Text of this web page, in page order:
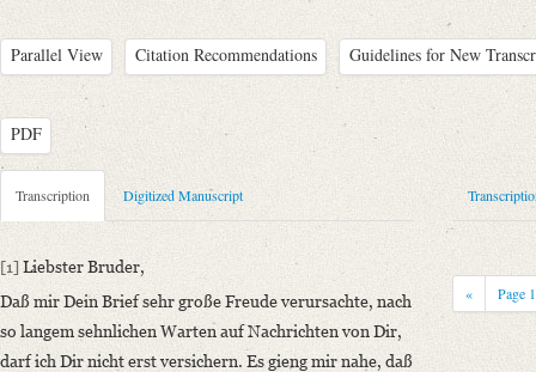
Parallel View Citation Recommendations Guidelines for New
PDF
Metadata Concerning Header
Sender: Karl August Moritz Schlegel
Recipient: August Wilhelm von Schlegel
Place of Destination: Amsterdam GND
Date: 16.04.1795
Transcription Digitized Manuscript
[1] Liebster Bruder,
Daß mir Dein Brief sehr große Freude verursachte, nach
so langem sehnlichen Warten auf Nachrichten von Dir,
darf ich Dir nicht erst versichern. Es gieng mir nahe, daß
« Page 1